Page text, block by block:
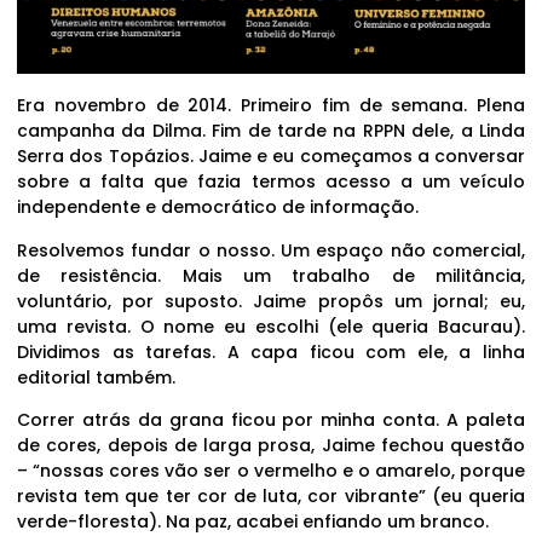
Era novembro de 2014. Primeiro fim de semana. Plena
campanha da Dilma. Fim de tarde na RPPN dele, a Linda
Serra dos Topázios. Jaime e eu começamos a conversar
sobre a falta que fazia termos acesso a um veículo
independente e democrático de informação.
Resolvemos fundar o nosso. Um espaço não comercial,
de resistência. Mais um trabalho de militância,
voluntário, por suposto. Jaime propôs um jornal; eu,
uma revista. O nome eu escolhi (ele queria Bacurau).
Dividimos as tarefas. A capa ficou com ele, a linha
editorial também.
Correr atrás da grana ficou por minha conta. A paleta
de cores, depois de larga prosa, Jaime fechou questão
– “nossas cores vão ser o vermelho e o amarelo, porque
revista tem que ter cor de luta, cor vibrante” (eu queria
verde-floresta). Na paz, acabei enfiando um branco.